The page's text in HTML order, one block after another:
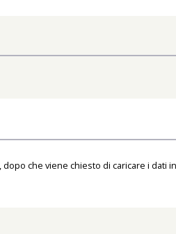
che viene chiesto di caricare i dati